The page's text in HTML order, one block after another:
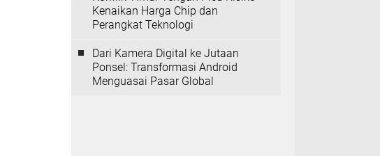
Kenaikan Harga Chip dan
Perangkat Teknologi
Dari Kamera Digital ke Jutaan
Ponsel: Transformasi Android
Menguasai Pasar Global